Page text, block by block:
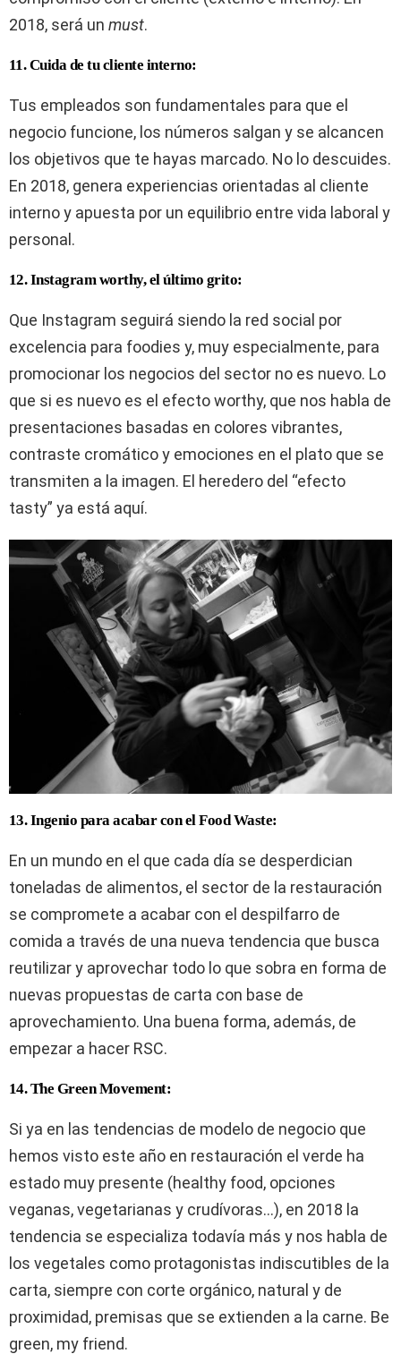
2018, será un must.
11. Cuida de tu cliente interno:
Tus empleados son fundamentales para que el
negocio funcione, los números salgan y se alcancen
los objetivos que te hayas marcado. No lo descuides.
En 2018, genera experiencias orientadas al cliente
interno y apuesta por un equilibrio entre vida laboral y
personal.
12. Instagram worthy, el último grito:
Que Instagram seguirá siendo la red social por
excelencia para foodies y, muy especialmente, para
promocionar los negocios del sector no es nuevo. Lo
que si es nuevo es el efecto worthy, que nos habla de
presentaciones basadas en colores vibrantes,
contraste cromático y emociones en el plato que se
transmiten a la imagen. El heredero del “efecto
tasty” ya está aquí.
13. Ingenio para acabar con el Food Waste:
En un mundo en el que cada día se desperdician
toneladas de alimentos, el sector de la restauración
se compromete a acabar con el despilfarro de
comida a través de una nueva tendencia que busca
reutilizar y aprovechar todo lo que sobra en forma de
nuevas propuestas de carta con base de
aprovechamiento. Una buena forma, además, de
empezar a hacer RSC.
14. The Green Movement:
Si ya en las tendencias de modelo de negocio que
hemos visto este año en restauración el verde ha
estado muy presente (healthy food, opciones
veganas, vegetarianas y crudívoras…), en 2018 la
tendencia se especializa todavía más y nos habla de
los vegetales como protagonistas indiscutibles de la
carta, siempre con corte orgánico, natural y de
proximidad, premisas que se extienden a la carne. Be
green, my friend.